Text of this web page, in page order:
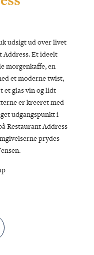
udsigt ud over livet
Address. Et ideelt
morgenkaffe, en
et moderne twist,
et glas vin og lidt
er kreeret med
udgangspunkt i
Restaurant Address
prydes